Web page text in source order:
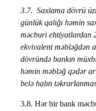
3.7. Saxlama dövrü
günlük qalığı həmin
məcburi ehtiyatlardan
ekvivalent məbləğdən
dövründə bankın
həmin məbləğ qədər
belə halın
3.8. Hər bir bank